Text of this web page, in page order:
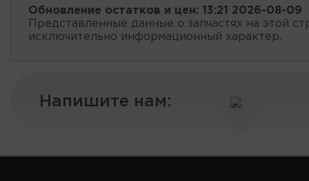
Обновление остатков и цен: 13:21 2026-08-09
Представленные данные о запчастях на этой
исключительно информационный характер.
Напишите нам: